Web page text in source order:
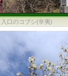
入口のコブシ(辛夷)